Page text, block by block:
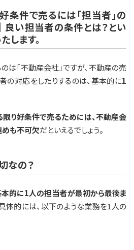
条件で売るには「担当者」の
良い担当者の条件とは？とい
します。
は「不動産会社」ですが、不動産の売
の対応をしたりするのは、基本的に1
り好条件で売るためには、不動産会
も不可欠だといえるでしょう。
なの？
的に1人の担当者が最初から最後ま
具体的には、以下のような業務を1人の